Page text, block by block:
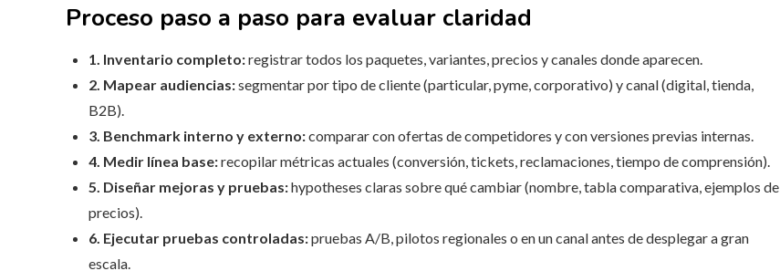
Proceso paso a paso para evaluar claridad
1. Inventario completo:registrar todos los paquetes, variantes, precios y canales donde aparecen.
2. Mapear audiencias:segmentar por tipo de cliente (particular, pyme, corporativo) y canal (digital, tienda,
B2B).
3. Benchmark interno y externo:comparar con ofertas de competidores y con versiones previas internas.
4. Medir línea base:recopilar métricas actuales (conversión, tickets, reclamaciones, tiempo de comprensión).
5. Diseñar mejoras y pruebas:hypotheses claras sobre qué cambiar (nombre, tabla comparativa, ejemplos de
precios).
6. Ejecutar pruebas controladas:pruebas A/B, pilotos regionales o en un canal antes de desplegar a gran
escala.